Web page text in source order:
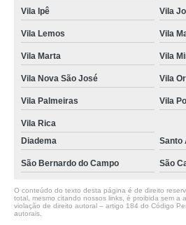
Vila Ipê Vila
Vila Lemos Vila
Vila Marta Vila
Vila Nova São José Vila
Vila Palmeiras Vila
Vila Rica
Diadema
Santo
São Bernardo do Campo São
O conteúdo do texto desta página é de direito
total, mesmo citando nossos links, é proibida sem a
violação de direito autoral – artigo 184 do Código
autorais